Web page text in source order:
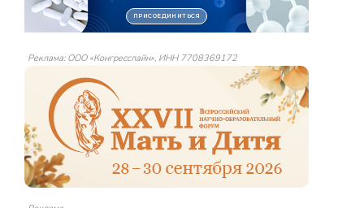
Реклама: ООО «Конгресслайн», ИНН 7708369172